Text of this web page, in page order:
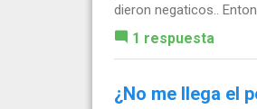
dieron negaticos..
1 respuesta
¿No me llega el